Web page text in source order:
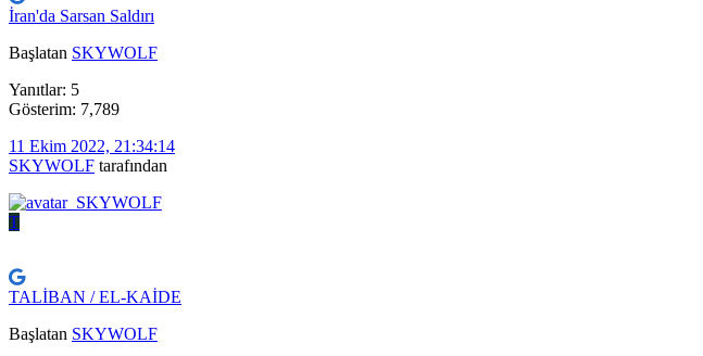
İran'da Sarsan Saldırı
Başlatan SKYWOLF
Yanıtlar: 5
Gösterim: 7,789
11 Ekim 2022, 21:34:14
SKYWOLF tarafından
T
TALİBAN / EL-KAİDE
Başlatan SKYWOLF